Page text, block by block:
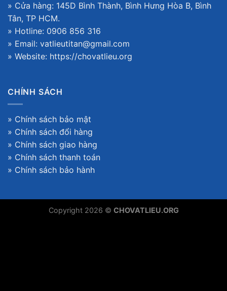
» Cửa hàng: 145D Bình Thành, Bình Hưng Hòa B, Bình
Tân, TP HCM.
» Hotline: 0906 856 316
» Email: vatlieutitan@gmail.com
» Website: https://chovatlieu.org
CHÍNH SÁCH
» Chính sách bảo mật
» Chính sách đổi hàng
» Chính sách giao hàng
» Chính sách thanh toán
» Chính sách bảo hành
Copyright 2026 © CHOVATLIEU.ORG